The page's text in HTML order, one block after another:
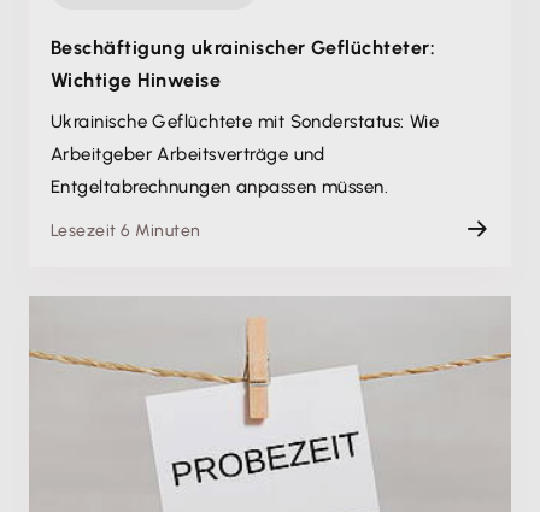
Beschäftigung ukrainischer Geflüchteter:
Wichtige Hinweise
Ukrainische Geflüchtete mit Sonderstatus: Wie
Arbeitgeber Arbeitsverträge und
Entgeltabrechnungen anpassen müssen.
Lesezeit 6 Minuten